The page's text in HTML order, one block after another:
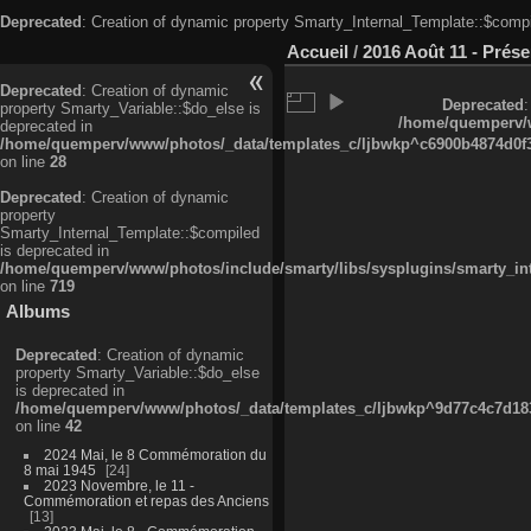
Deprecated: Creation of dynamic property
Deprecated: Creation of dynamic
property Smarty_Variable::$do_else is
deprecated in
/home/quemperv/www/photos/_data/templates_c/
on line 28
Deprecated: Creation of dynamic
property
Smarty_Internal_Template::$compiled
is deprecated in
/home/quemperv/www/photos/include/smarty/libs/sysplugins/
on line 719
Albums
Deprecated: Creation of dynamic
property Smarty_Variable::$do_else
is deprecated in
/home/quemperv/www/photos/_data/templates_c/
on line 42
2024 Mai, le 8 Commémoration du
8 mai 1945
24
2023 Novembre, le 11 -
Commémoration et repas des Anciens
13
Accueil / 2016 Août 11 -
Deprecated
/home/